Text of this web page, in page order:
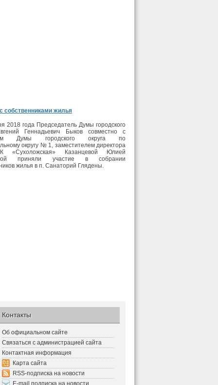
собственниками жилья
2018 года Председатель Думы городского
Геннадьевич Быков совместно с
Думы городского округа по
округу № 1, заместителем директора
Казанцевой Юлией
приняли участие в собрании
жилья в п. Санаторий Глядены.
Контакты
Об официальном сайте
Связаться с администрацией сайта
Контактная информация
Карта сайта
RSS-подписка на новости